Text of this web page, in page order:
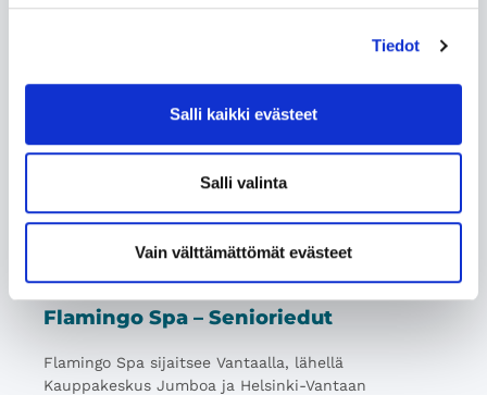
Tiedot
Salli kaikki evästeet
Salli valinta
Vain välttämättömät evästeet
Flamingo Spa – Senioriedut
Flamingo Spa sijaitsee Vantaalla, lähellä
Kauppakeskus Jumboa ja Helsinki-Vantaan